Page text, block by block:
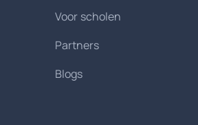
Voor scholen
Partners
Blogs